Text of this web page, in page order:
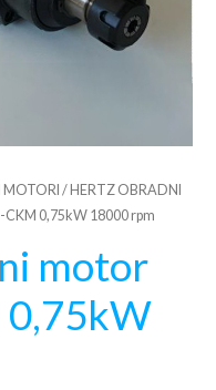
MOTORI /HERTZ OBRADNI
0,75kW 18000 rpm
motor